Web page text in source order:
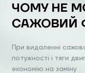
ЧОМУ НЕ
САЖОВИЙ
При видаленні
потужності і тяги
економію на заміну